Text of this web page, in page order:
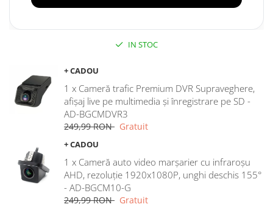
Rame adaptoare Jeep
Rame adaptoare Chrysler
Rame adaptoare Isuzu
Rame adaptoare Subaru
Rame adaptoare Iveco
Rame adaptoare Smart
IN STOC
+ CADOU
1 x Cameră trafic Premium DVR Supraveghere,
afișaj live pe multimedia și înregistrare pe SD -
AD-BGCMDVR3
249,99 RON Gratuit
+ CADOU
1 x Cameră auto video marșarier cu infraroșu
AHD, rezoluție 1920x1080P, unghi deschis 155°
- AD-BGCM10-G
249,99 RON Gratuit